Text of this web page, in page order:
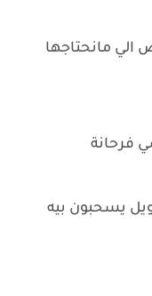
مانحتاجها
فرحانة
يسحبون بيه